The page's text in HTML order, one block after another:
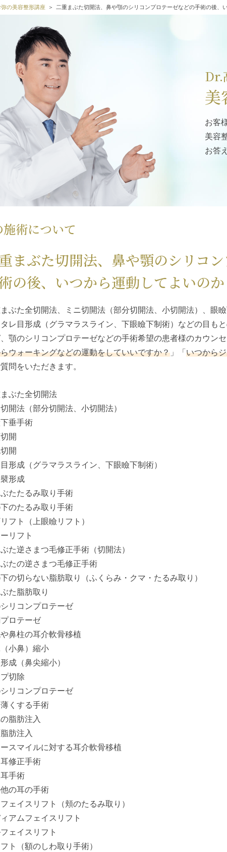
の美容整形講座 二重まぶた切開法、鼻や顎のシリコンプロテーゼなどの手術の後、
Dr.
美
お客
美容
お答
施術について
まぶた切開法、鼻や顎のシリコ
の後、いつから運動してよいのか
ぶた全切開法、ミニ切開法（部分切開法、小切開法）、眼
レ目形成（グラマラスライン、下眼瞼下制術）などの目も
顎のシリコンプロテーゼなどの手術希望の患者様のカウン
ウォーキングなどの運動をしていいですか？ 」「 いつから
問をいただきます。
ぶた全切開法
切開法（部分切開法、小切開法）
垂手術
開
開
形成（グラマラスライン、下眼瞼下制術）
形成
ぶたたるみ取り手術
下のたるみ取り手術
フト（上眼瞼リフト）
リフト
ぶた逆さまつ毛修正手術（切開法）
たの逆さまつ毛修正手術
の切らない脂肪取り（ふくらみ・クマ・たるみ取り）
ぶた脂肪取り
リコンプロテーゼ
ロテーゼ
鼻柱の耳介軟骨移植
小鼻）縮小
成（鼻尖縮小）
切除
リコンプロテーゼ
くする手術
脂肪注入
肪注入
スマイルに対する耳介軟骨移植
修正手術
手術
の耳の手術
フェイスリフト（頬のたるみ取り）
ィアムフェイスリフト
ェイスリフト
ト（額のしわ取り手術）